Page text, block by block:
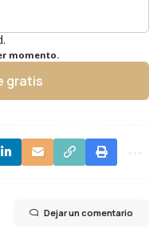
momento.
gratis
Dejar un comentario